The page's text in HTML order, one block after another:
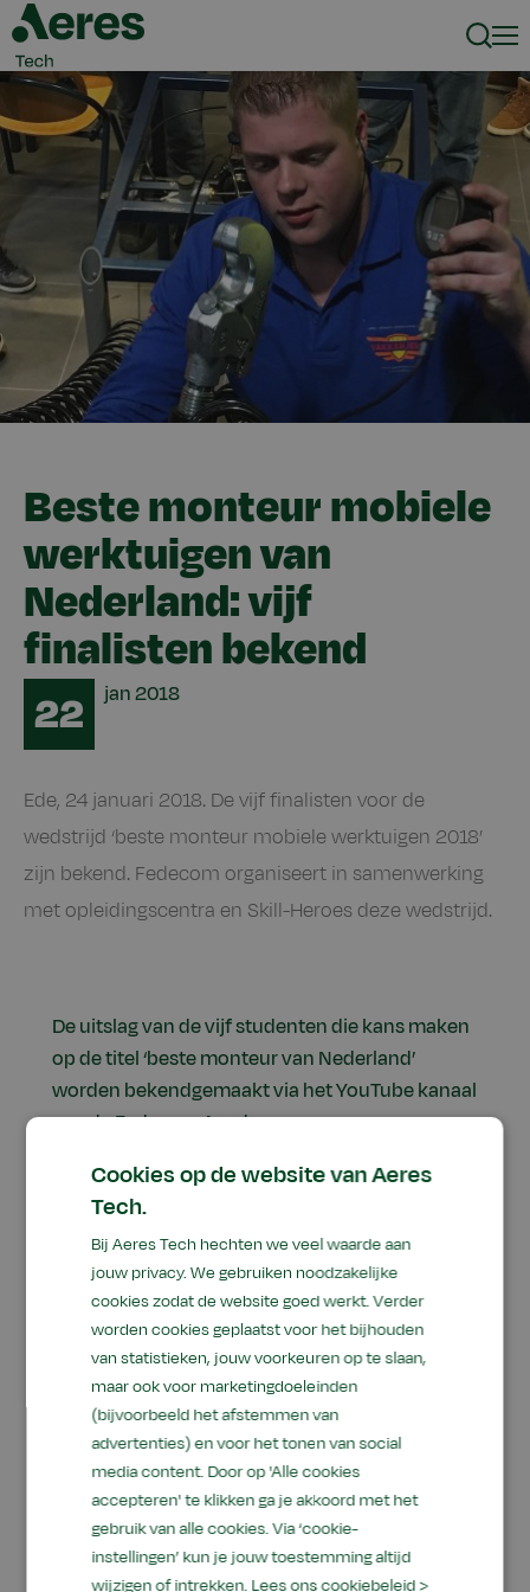
Beste monteur mobiele
werktuigen van
Nederland: vijf
finalisten bekend
22 jan2018
Ede, 24 januari 2018. De vijf finalisten voor de
wedstrijd ‘beste monteur mobiele werktuigen 2018’
zijn bekend. Fedecom organiseert in samenwerking
met opleidingscentra en Skill-Heroes deze wedstrijd.
De uitslag van de vijf studenten die kans maken
op de titel ‘beste monteur van Nederland’
worden bekendgemaakt via het YouTube kanaal
van de Fedecom Academy.
Cookies op de website van Aeres
Tech.
Bij Aeres Tech hechten we veel waarde aan
jouw privacy. We gebruiken noodzakelijke
cookies zodat de website goed werkt. Verder
worden cookies geplaatst voor het bijhouden
van statistieken, jouw voorkeuren op te slaan,
maar ook voor marketingdoeleinden
(bijvoorbeeld het afstemmen van
advertenties) en voor het tonen van social
media content. Door op 'Alle cookies
accepteren' te klikken ga je akkoord met het
gebruik van alle cookies. Via ‘cookie-
instellingen’ kun je jouw toestemming altijd
wijzigen of intrekken. Lees ons cookiebeleid >